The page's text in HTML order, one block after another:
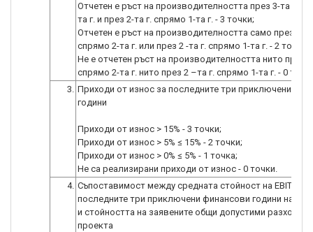
Отчетен е ръст на производителността през 3-та г.
та г. и през 2-та г. спрямо 1-та г. - 3 точки;
Отчетен е ръст на производителността само през 3-
спрямо 2-та г. или през 2 -та г. спрямо 1-та г. - 2 точки;
Не е отчетен ръст на производителността нито през
спрямо 2-та г. нито през 2 –та г. спрямо 1-та г. - 0
3. Приходи от износ за последните три приключени
години
Приходи от износ > 15% - 3 точки;
Приходи от износ > 5% ≤ 15% - 2 точки;
Приходи от износ > 0% ≤ 5% - 1 точка;
Не са реализирани приходи от износ - 0 точки.
4. Съпоставимост между средната стойност на EBITDA
последните три приключени финансови години на
и стойността на заявените общи допустими разходи
проекта